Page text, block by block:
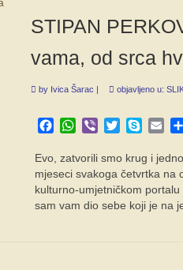
STIPAN
vama, od srca
by Ivica Šarac objavljeno u:
Facebook
WhatsApp
Viber TwitterSkype
Evo, zatvorili smo krug i
mjeseci svakoga četvrtka na
kulturno-umjetničkom
sam vam dio sebe koji je na